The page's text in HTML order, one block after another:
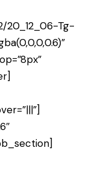
20_12_06-Tg-